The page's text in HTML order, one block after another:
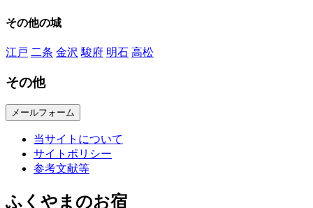
その他の城
江戸 二条 金沢 駿府 明石 高松
その他
メールフォーム
当サイトについて
サイトポリシー
参考文献等
ふくやまのお宿